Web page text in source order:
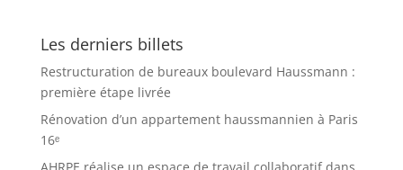
Les derniers billets
Restructuration de bureaux boulevard Haussmann :
première étape livrée
Rénovation d’un appartement haussmannien à Paris
16ᵉ